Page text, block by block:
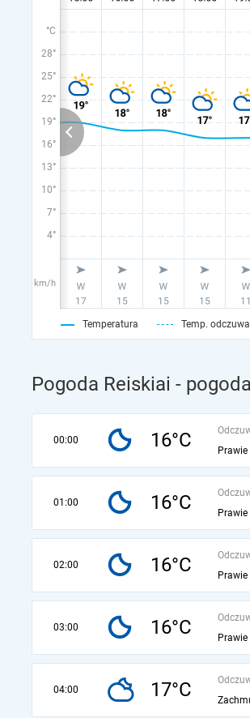
°C
28°
25°
22°
19°
16°
13°
10°
7°
4°
km/h
Temperatura Temp.
Pogoda Reiskiai -
00:00 16°C
01:00 16°C
02:00 16°C
03:00 16°C
04:00 17°C